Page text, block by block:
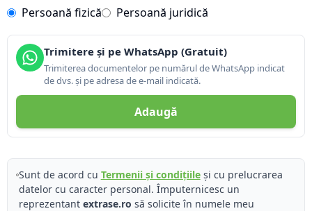
Persoană fizică
Persoană juridică
Trimitere și pe WhatsApp (Gratuit)
Trimiterea documentelor pe numărul de WhatsApp indicat
de dvs. și pe adresa de e-mail indicată.
Adaugă
Sunt de acord cu Termenii și condițiileși cu prelucrarea
datelor cu caracter personal. Împuternicesc un
reprezentant extrase.ro să solicite în numele meu